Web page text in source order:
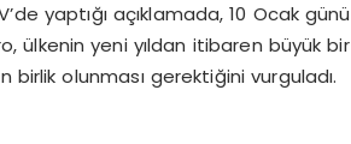
yaptığı açıklamada, 10 Ocak günü
ülkenin yeni yıldan itibaren büyük bir
olunması gerektiğini vurguladı.